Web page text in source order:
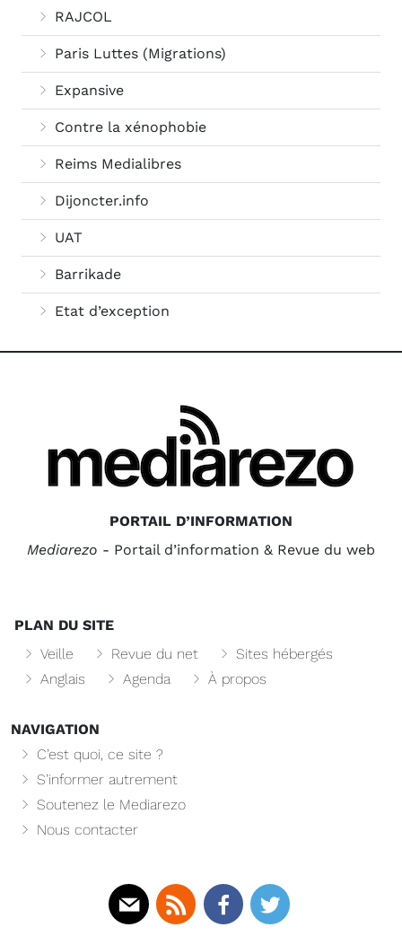
RAJCOL
Paris Luttes (Migrations)
Expansive
Contre la xénophobie
Reims Medialibres
Dijoncter.info
UAT
Barrikade
Etat d’exception
PORTAIL D’INFORMATION
Mediarezo - Portail d’information & Revue du web
PLAN DU SITE
Veille
Revue du net
Sites hébergés
Anglais
Agenda À propos
NAVIGATION
C’est quoi, ce site ?
S’informer autrement
Soutenez le Mediarezo
Nous contacter